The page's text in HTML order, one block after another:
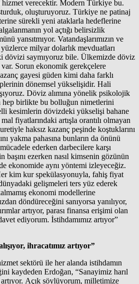
verecektir. Modern Türkiye bu.
oluşturuyoruz. Türkiye ne patinaj
sürekli yeni ataklarla hedeflerine
yol açtığı belirsizlik
yansıtmıyor. Vatandaşlarımızın ve
milyar dolarlık mevduatları
dövizi saymıyoruz bile. Ülkemizde döviz
Sorun ekonomik gerekçelere
gayesi güden kimi daha farklı
dönemsel yükselişidir. Hali
Döviz alımına yönelik psikolojik
hep birlikte bu bolluğun nimetlerini
kesimlerin dövizdeki yükselişi bahane
fiyatlarındaki artışla orantılı olmayan
haksız kazanç peşinde koştuklarını
yakma pahasına bunların da önünü
ederken darbecilere karşı
ezerken nasıl kimsenin gözünün
ekonomide aynı yöntemi izleyeceğiz.
kim kur spekülasyonuyla, fahiş fiyat
gelişmeleri ters yüz ederek
ekonomi modellerine
döndüreceğini sanıyorsa yanılıyor,
artıyor, parası finansa erişimi olan
ediyorum. İstihdamımız artıyor”
ihracatımız artıyor”
sektörü ile her alanda istihdamın
kaydeden Erdoğan, “Sanayimiz harıl
artıyor. Açık söylüyorum, milletimize